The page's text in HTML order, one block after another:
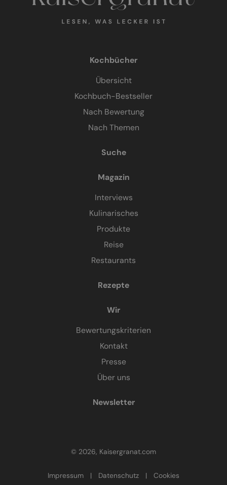
Kochbücher
Übersicht
Kochbuch-Bestseller
Nach Bewertung
Nach Themen
Suche
Magazin
Interviews
Kulinarisches
Produkte
Reise
Restaurants
Rezepte
Wir
Bewertungskriterien
Kontakt
Presse
Über uns
Newsletter
© 2026, Kaisergranat.com
Impressum | Datenschutz | Cookies